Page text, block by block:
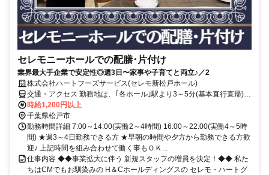
セレモニーホールでの配膳･片付け
業界最大手企業で安定性◎週3日〜家事や子育てと両立♪／2
株式会社ハートフーズサービス(セレモ新松戸ホール)
交通・アクセス 勤務地は、｢各ホール｣駅より3～5分(基本直行直帰)の
駅近現場多数
時給1,200円以上
千葉県松戸市
勤務時間詳細 7:00～14:00(実働2～4時間) 16:00～22:00(実働4～5時
間) ★週3～4日勤務できる方 ★早朝の時間や夕方から勤務できる方歓
迎♪ 上記時間を組み合わせて働く事もＯＫ...
仕事内容 ◆◆事業拡大に伴う 新規スタッフの増員を決定！◆◆ 私た
ちはCMでもお馴染みの H＆Cホールディングスの セレモ・ハートグ